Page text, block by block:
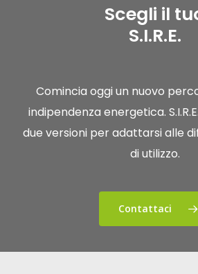
Scegli il
S.I.R.E.
Comincia oggi un nuovo
indipendenza energetica.
due versioni per adattarsi alle
di utilizzo.
Contattaci